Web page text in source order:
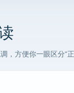
，方便你一眼区分“